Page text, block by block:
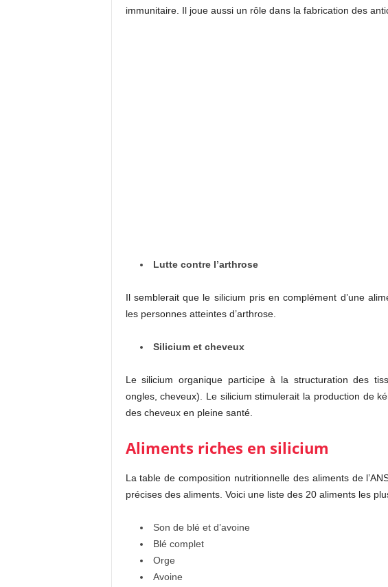
immunitaire. Il joue aussi un rôle dans la fabrication des
Lutte contre l’arthrose
Il semblerait que le silicium pris en complément d’une
les personnes atteintes d’arthrose.
Silicium et cheveux
Le silicium organique participe à la structuration des
ongles, cheveux). Le silicium stimulerait la production de
des cheveux en pleine santé.
Aliments riches en silicium
La table de composition nutritionnelle des aliments de
précises des aliments. Voici une liste des 20 aliments les
Son de blé et d’avoine
Blé complet
Orge
Avoine